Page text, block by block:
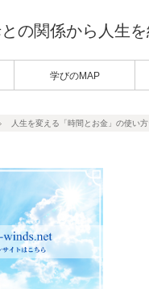
の関係から人生を
学びのMAP
人生を変える「時間とお金」の使い